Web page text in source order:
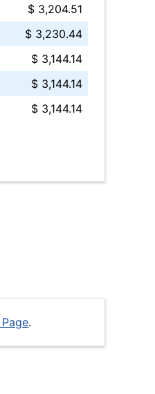
$ 3,204.51
$ 3,230.44
$ 3,144.14
$ 3,144.14
$ 3,144.14
.